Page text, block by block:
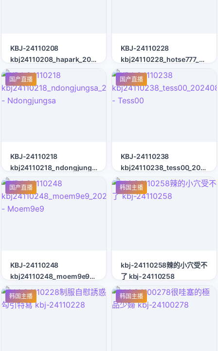
KBJ-24110208
kbj24110208_hapark_20240815
- Hapark
KBJ-24110228
- Hotse777
国产直播
KBJ-24110218
kbj24110218_ndongjungsa_20240815
- Ndongjungsa
国产直播
KBJ-24110238
- Tess00
国产直播
KBJ-24110248
kbj24110248_moem9e9_20240815
- Moem9e9
韩国主播
kbj-24110258辣的小穴受不
了 kbj-24110258
韩国主播 韩国主播